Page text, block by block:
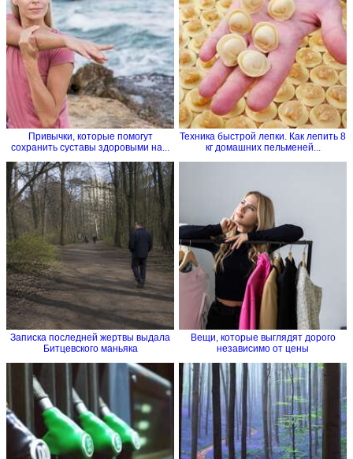
Привычки, которые помогут
сохранить суставы здоровыми на...
Техника быстрой лепки. Как лепить 8
кг домашних пельменей...
Записка последней жертвы выдала
Битцевского маньяка
Вещи, которые выглядят дорого
независимо от цены